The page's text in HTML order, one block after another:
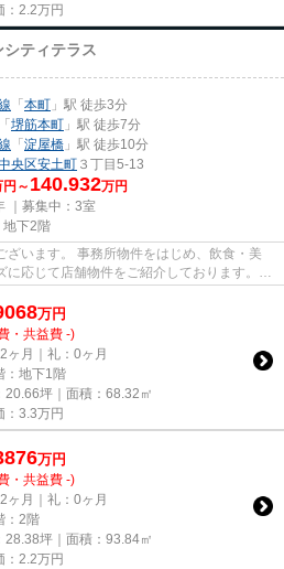
2.2万円
ティテラス
「本町 」駅 徒歩3分
「堺筋本町 」駅 徒歩7分
「淀屋橋 」駅 徒歩10分
央区安土町 ３丁目5-13
円～ 140.932万円
｜募集中： 3室
地下2階
います。 事務所物件をはじめ、飲食・美
応じて店舗物件をご紹介しております。
万円
・共益費 -)
ヶ月｜礼：0ヶ月
：地下1階
20.66坪｜面積：68.32㎡
3.3万円
万円
・共益費 -)
ヶ月｜礼：0ヶ月
：2階
28.38坪｜面積：93.84㎡
2.2万円